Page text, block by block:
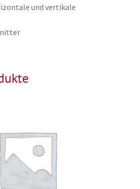
und vertikale